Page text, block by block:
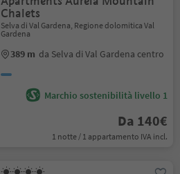
Chalets
Selva di Val Gardena, Regione dolomitica Val
Gardena
389 m da Selva di Val Gardena centro
Marchio sostenibilità livello 1
Da 140€
1 notte / 1 appartamento IVA incl.